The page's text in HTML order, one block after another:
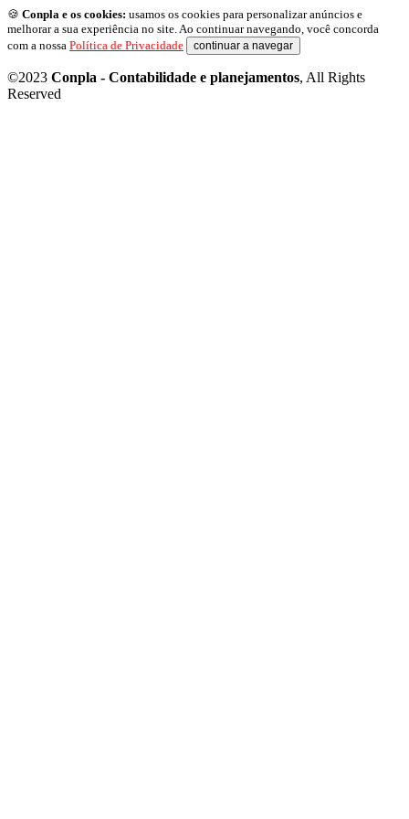
🍪 Conpla e os cookies: usamos os cookies para personalizar anúncios e
melhorar a sua experiência no site. Ao continuar navegando, você concorda
com a nossa Política de Privacidade continuar a navegar
©2023 Conpla - Contabilidade e planejamentos, All Rights
Reserved